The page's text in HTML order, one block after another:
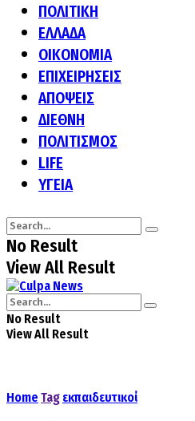
ΠΟΛΙΤΙΚΗ
ΕΛΛΑΔΑ
ΟΙΚΟΝΟΜΙΑ
ΕΠΙΧΕΙΡΗΣΕΙΣ
ΑΠΟΨΕΙΣ
ΔΙΕΘΝΗ
ΠΟΛΙΤΙΣΜΟΣ
LIFE
ΥΓΕΙΑ
No Result
View All Result
No Result
View All Result
Home Tag εκπαιδευτικοί